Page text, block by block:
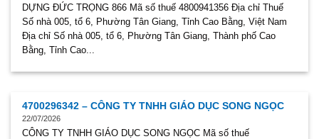
DỰNG ĐỨC TRỌNG 866 Mã số thuế 4800941356 Địa chỉ Thuế
Số nhà 005, tổ 6, Phường Tân Giang, Tỉnh Cao Bằng, Việt Nam
Địa chỉ Số nhà 005, tổ 6, Phường Tân Giang, Thành phố Cao
Bằng, Tỉnh Cao...
4700296342 – CÔNG TY TNHH GIÁO DỤC SONG NGỌC
22/07/2026
CÔNG TY TNHH GIÁO DỤC SONG NGỌC Mã số thuế